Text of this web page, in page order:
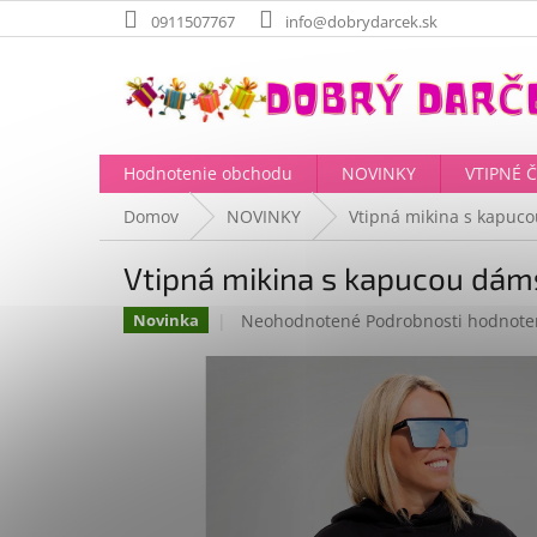
na
0911507767 info@dobrydarcek.sk
Hodnotenie obchodu NOVINKY VTIPNÉ
Domov
NOVINKY Vtipná mikina s
Vtipná mikina s kapucou
Novinka
Priemerné
Neohodnotené Podrobnosti